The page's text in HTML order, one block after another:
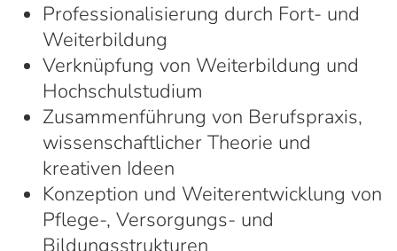
Professionalisierung durch Fort- und
Weiterbildung
Verknüpfung von Weiterbildung und
Hochschulstudium
Zusammenführung von Berufspraxis,
wissenschaftlicher Theorie und
kreativen Ideen
Konzeption und Weiterentwicklung von
Pflege-, Versorgungs- und
Bildungsstrukturen